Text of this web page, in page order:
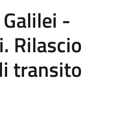
-
Rilascio
transito